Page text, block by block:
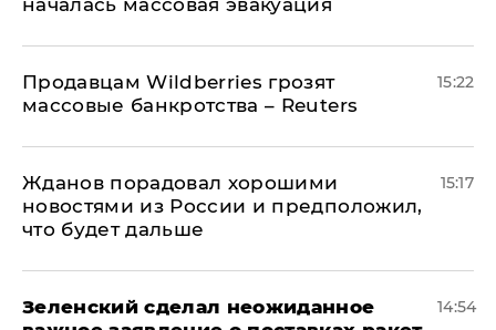
началась массовая эвакуация
Продавцам Wildberries грозят
массовые банкротства – Reuters
15:22
Жданов порадовал хорошими
новостями из России и предположил,
что будет дальше
15:17
Зеленский сделал неожиданное
14:54